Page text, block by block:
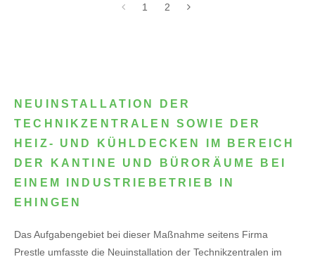
1 2
NEUINSTALLATION DER
TECHNIKZENTRALEN SOWIE DER
HEIZ- UND KÜHLDECKEN IM BEREICH
DER KANTINE UND BÜRORÄUME BEI
EINEM INDUSTRIEBETRIEB IN
EHINGEN
Das Aufgabengebiet bei dieser Maßnahme seitens Firma
Prestle umfasste die Neuinstallation der Technikzentralen im